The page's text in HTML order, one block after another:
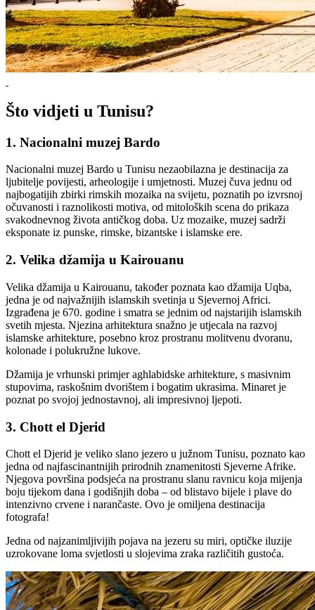
Što vidjeti u Tunisu?
1. Nacionalni muzej Bardo
Nacionalni muzej Bardo u Tunisu nezaobilazna je destinacija za
ljubitelje povijesti, arheologije i umjetnosti. Muzej čuva jednu od
najbogatijih zbirki rimskih mozaika na svijetu, poznatih po izvrsnoj
očuvanosti i raznolikosti motiva, od mitoloških scena do prikaza
svakodnevnog života antičkog doba. Uz mozaike, muzej sadrži
eksponate iz punske, rimske, bizantske i islamske ere.
2. Velika džamija u Kairouanu
Velika džamija u Kairouanu, također poznata kao džamija Uqba,
jedna je od najvažnijih islamskih svetinja u Sjevernoj Africi.
Izgrađena je 670. godine i smatra se jednim od najstarijih islamskih
svetih mjesta. Njezina arhitektura snažno je utjecala na razvoj
islamske arhitekture, posebno kroz prostranu molitvenu dvoranu,
kolonade i polukružne lukove.
Džamija je vrhunski primjer aghlabidske arhitekture, s masivnim
stupovima, raskošnim dvorištem i bogatim ukrasima. Minaret je
poznat po svojoj jednostavnoj, ali impresivnoj ljepoti.
3. Chott el Djerid
Chott el Djerid je veliko slano jezero u južnom Tunisu, poznato kao
jedna od najfascinantnijih prirodnih znamenitosti Sjeverne Afrike.
Njegova površina podsjeća na prostranu slanu ravnicu koja mijenja
boju tijekom dana i godišnjih doba – od blistavo bijele i plave do
intenzivno crvene i narančaste. Ovo je omiljena destinacija
fotografa!
Jedna od najzanimljivijih pojava na jezeru su miri, optičke iluzije
uzrokovane loma svjetlosti u slojevima zraka različitih gustoća.